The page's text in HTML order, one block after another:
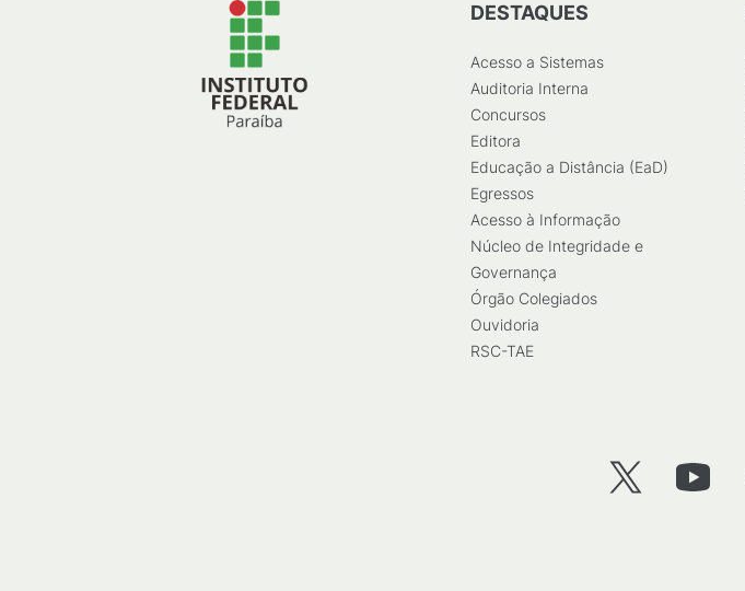
DESTAQUES
Acesso a Sistemas
Auditoria Interna
Concursos
Editora
Educação a Distância (EaD)
Egressos
Acesso à Informação
Núcleo de Integridade e
Governança
Órgão Colegiados
Ouvidoria
RSC-TAE